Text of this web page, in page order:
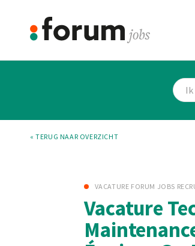
« TERUG NAAR OVERZICHT
VACATURE FORUM JOBS
Vacature